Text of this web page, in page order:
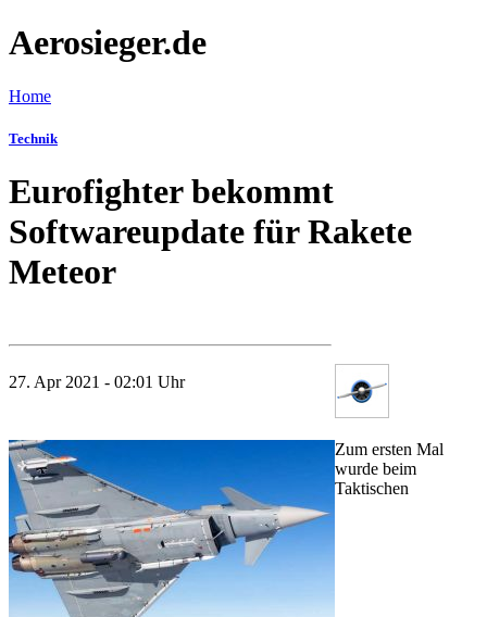
Aerosieger.de
Home
Technik
Eurofighter bekommt
Softwareupdate für Rakete
Meteor
27. Apr 2021 - 02:01 Uhr
Zum ersten Mal
wurde beim
Taktischen